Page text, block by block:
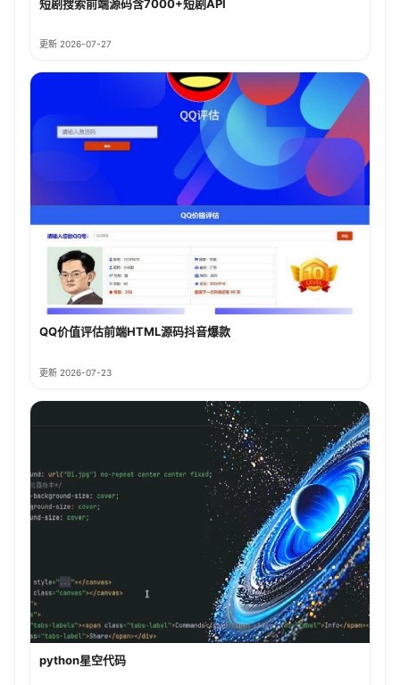
短剧搜索前端源码含7000+短剧API
更新 2026-07-27
QQ价值评估前端HTML源码抖音爆款
更新 2026-07-23
python星空代码